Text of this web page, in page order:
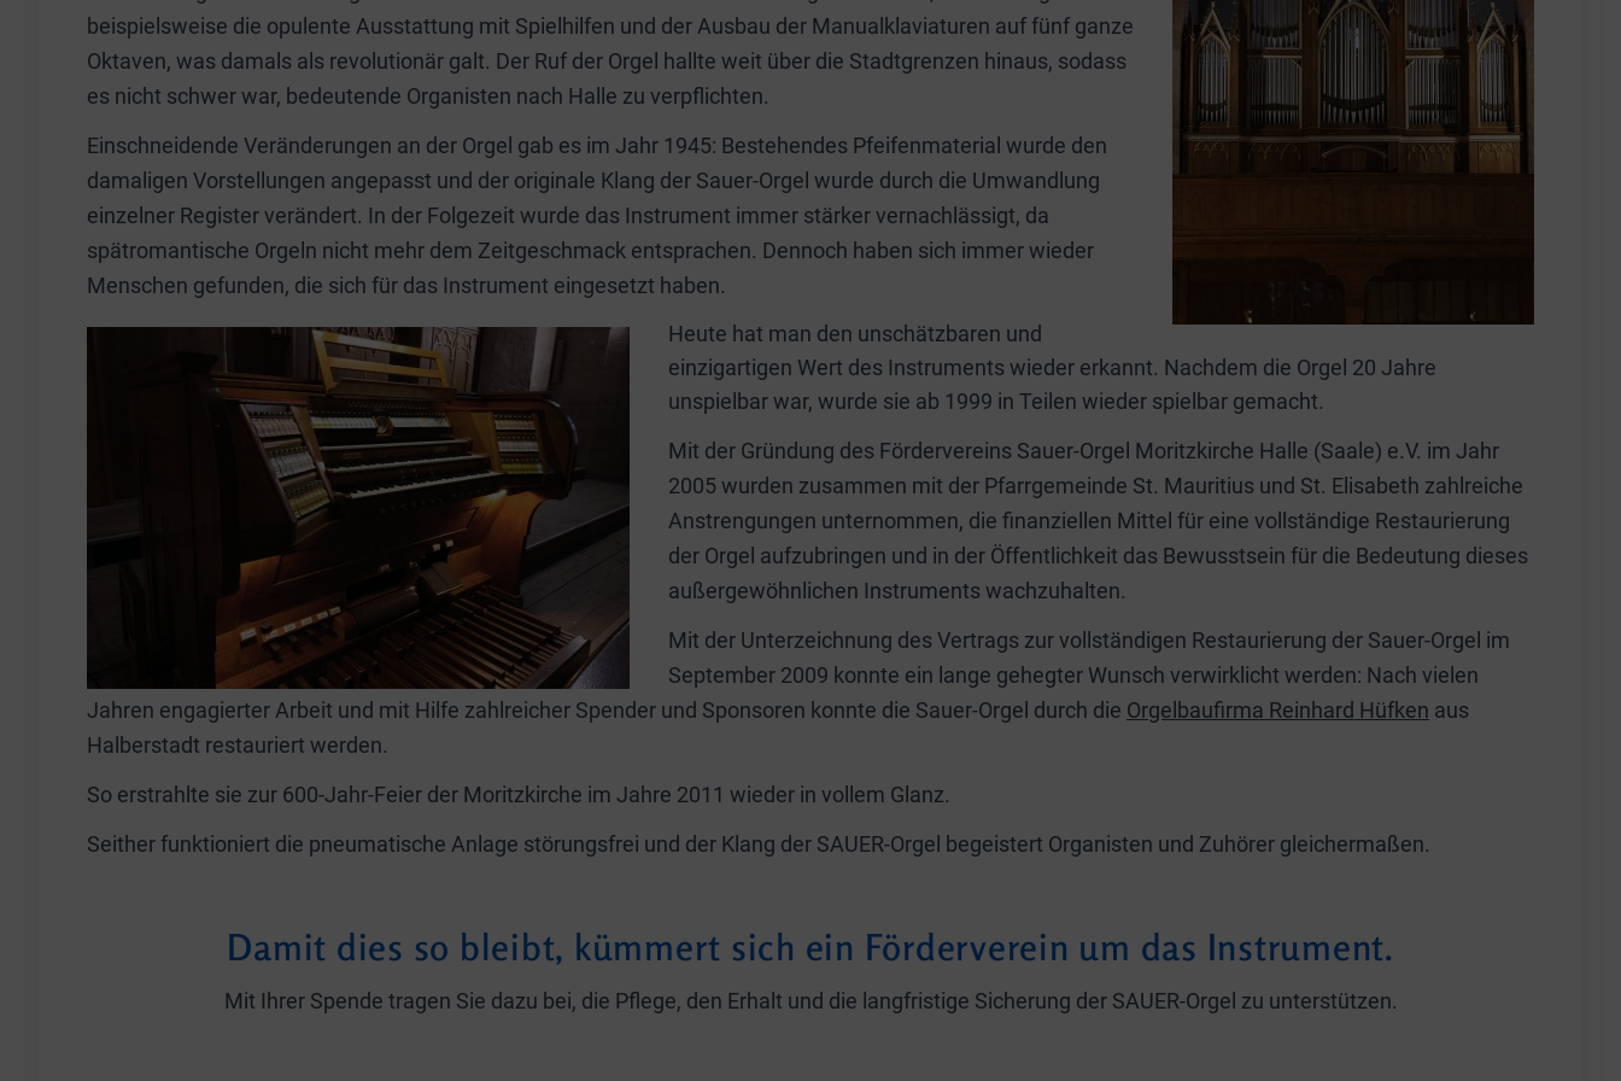
beispielsweise die opulente Ausstattung mit Spielhilfen und der Ausbau der Manualklaviaturen auf fünf ganze
Oktaven, was damals als revolutionär galt. Der Ruf der Orgel hallte weit über die Stadtgrenzen hinaus, sodass
es nicht schwer war, bedeutende Organisten nach Halle zu verpflichten.
Einschneidende Veränderungen an der Orgel gab es im Jahr 1945: Bestehendes Pfeifenmaterial wurde den
damaligen Vorstellungen angepasst und der originale Klang der Sauer-Orgel wurde durch die Umwandlung
einzelner Register verändert. In der Folgezeit wurde das Instrument immer stärker vernachlässigt, da
spätromantische Orgeln nicht mehr dem Zeitgeschmack entsprachen. Dennoch haben sich immer wieder
Menschen gefunden, die sich für das Instrument eingesetzt haben.
Heute hat man den unschätzbaren und
einzigartigen Wert des Instruments wieder erkannt. Nachdem die Orgel 20 Jahre
unspielbar war, wurde sie ab 1999 in Teilen wieder spielbar gemacht.
Mit der Gründung des Fördervereins Sauer-Orgel Moritzkirche Halle (Saale) e.V. im Jahr
2005 wurden zusammen mit der Pfarrgemeinde St. Mauritius und St. Elisabeth zahlreiche
Anstrengungen unternommen, die finanziellen Mittel für eine vollständige Restaurierung
der Orgel aufzubringen und in der Öffentlichkeit das Bewusstsein für die Bedeutung dieses
außergewöhnlichen Instruments wachzuhalten.
Mit der Unterzeichnung des Vertrags zur vollständigen Restaurierung der Sauer-Orgel im
September 2009 konnte ein lange gehegter Wunsch verwirklicht werden: Nach vielen
Jahren engagierter Arbeit und mit Hilfe zahlreicher Spender und Sponsoren konnte die Sauer-Orgel durch die Orgelbaufirma Reinhard Hüfken aus
Halberstadt restauriert werden.
So erstrahlte sie zur 600-Jahr-Feier der Moritzkirche im Jahre 2011 wieder in vollem Glanz.
Seither funktioniert die pneumatische Anlage störungsfrei und der Klang der SAUER-Orgel begeistert Organisten und Zuhörer gleichermaßen.
Damit dies so bleibt, kümmert sich ein Förderverein um das Instrument.
Mit Ihrer Spende tragen Sie dazu bei, die Pflege, den Erhalt und die langfristige Sicherung der SAUER-Orgel zu unterstützen.